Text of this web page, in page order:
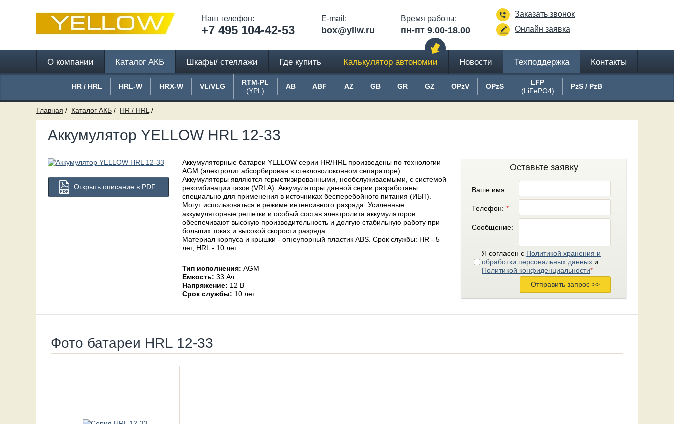
Наш телефон:
+7 495 104-42-53
E-mail:
box@yllw.ru
Время работы:
пн-пт 9.00-18.00
Заказать звонок
Онлайн заявка
О компании Каталог АКБ
HR / HRL HRL-W HRX-W VL/VLG
RTM-PL
(YPL)
AB ABF AZ GB GR GZ OPzV OPzS
LFP
(LiFePO4)
PzS / PzB
Шкафы/ стеллажи Где купить Калькулятор автономии Новости Техподдержка Контакты
Главная Каталог АКБ HR / HRL
Аккумулятор YELLOW HRL 12-33
Открыть описание в PDF
Аккумуляторные батареи YELLOW серии HR/HRL произведены по технологии
AGM (электролит абсорбирован в стекловолоконном сепараторе).
Аккумуляторы являются герметизированными, необслуживаемыми, с системой
рекомбинации газов (VRLA). Аккумуляторы данной серии разработаны
специально для применения в источниках бесперебойного питания (ИБП).
Могут использоваться в режиме интенсивного разряда. Усиленные
аккумуляторные решетки и особый состав электролита аккумуляторов
обеспечивают высокую производительность и долгую стабильную работу при
больших токах и высокой скорости разряда.
Материал корпуса и крышки - огнеупорный пластик ABS. Срок службы: HR - 5
лет, HRL - 10 лет
Тип исполнения: AGM
Емкость: 33 Ач
Напряжение: 12 В
Срок службы: 10 лет
Оставьте заявку
Ваше имя:
Телефон:*
Сообщение:
Я согласен с Политикой хранения и
обработки персональных данных и
Политикой конфиденциальности*
Фото батареи HRL 12-33